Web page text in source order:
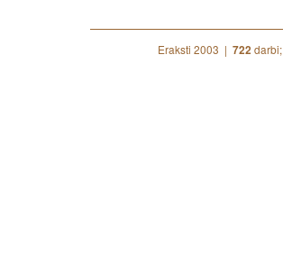
Eraksti 2003 | 722 darbi;